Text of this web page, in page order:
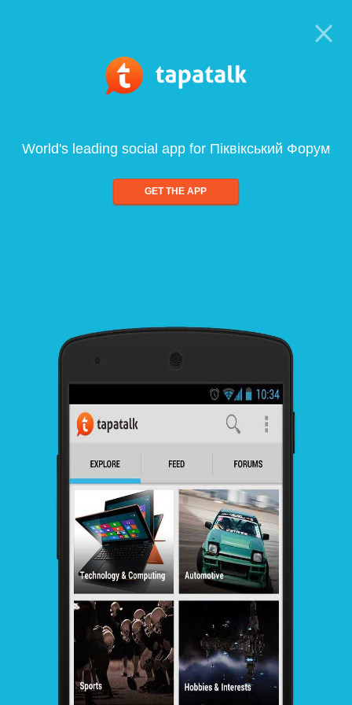
World's leading social app for Піквікський Форум
GET THE APP